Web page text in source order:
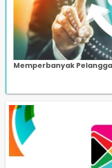
Memperbanyak